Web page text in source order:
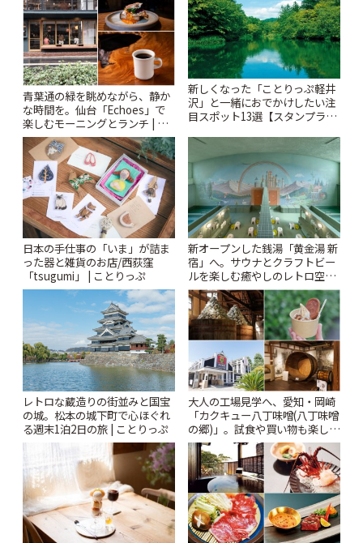
青葉通の緑を眺めながら、静か
な時間を。仙台「Echoes」で
楽しむモーニングとランチ | こ
とりっぷ
新しくなった「ことりっぷ軽井
沢」と一緒におでかけしたい注
目スポット13選【スタンプラリ
日本の手仕事の「いま」が詰ま
った器と雑貨のお店/西荻窪
「tsugumi」 | ことりっぷ
新オープンした銭湯「黄金湯 新
宿」へ。サウナとクラフトビー
ルを楽しむ癒やしのレトロ空間
| ことりっぷ
レトロな蔵造りの街並みと国宝
の城。松本の城下町で心ほぐれ
る週末1泊2日の旅 | ことりっぷ
大人の工場見学へ、愛知・岡崎
「カクキュー八丁味噌(八丁味噌
の郷)」。試食や買い物も楽しみ
♪ | ことりっぷ